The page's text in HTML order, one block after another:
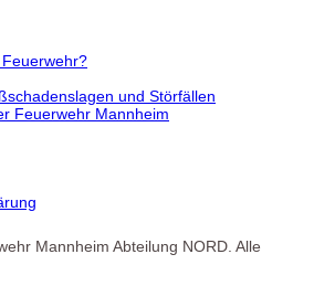
und Störfällen
Feuerwehr Mannheim
Mannheim Abteilung NORD. Alle